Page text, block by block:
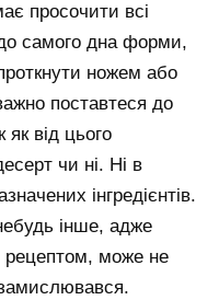
просочити всі
самого дна форми,
ножем або
поставтеся до
як від цього
чи ні. Ні в
інгредієнтів.
інше, адже
рецептом, може не